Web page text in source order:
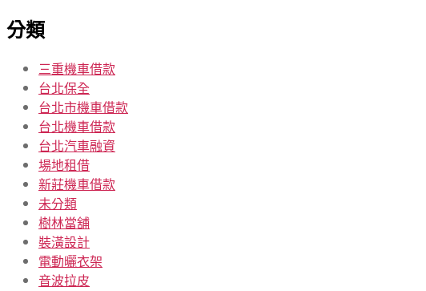
分類
三重機車借款
台北保全
台北市機車借款
台北機車借款
台北汽車融資
場地租借
新莊機車借款
未分類
樹林當舖
裝潢設計
電動曬衣架
音波拉皮